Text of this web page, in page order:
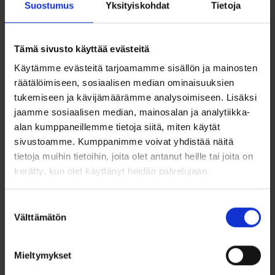
Suostumus Yksityiskohdat Tietoja
Tämä sivusto käyttää evästeitä
Käytämme evästeitä tarjoamamme sisällön ja mainosten
räätälöimiseen, sosiaalisen median ominaisuuksien
tukemiseen ja kävijämäärämme analysoimiseen. Lisäksi
jaamme sosiaalisen median, mainosalan ja analytiikka-
alan kumppaneillemme tietoja siitä, miten käytät
sivustoamme. Kumppanimme voivat yhdistää näitä
tietoja muihin tietoihin, joita olet antanut heille tai joita on
kerätty, kun olet käyttänyt heidän palvelujaan.
valinta
Välttämätön
Mieltymykset
Tyylikäs ja ajaton kultainen ristiriipus säihkyy kauniisti
kirkkaiden zirkonien valossa. Ristin klassinen muoto
siitä elegantin korun, joka sopii sekä arkeen että juhlaan.
Hienostuneesti istutetut synteettiset zirkonit korostavat
korun symbolista ja hengellistä merkitystä. Tämä risti on
täydellinen valinta kastelahjaksi, rippilahjaksi tai
merkitykselliseksi lahjaksi läheiselle.
Ominaisuudet:
Materiaali: 585/1000 (14k) kulta
Kivet: Synteettiset kirkkaat zirkonit
Leveys: 8,5 mm
Korkeus: 12 mm (ilman riipuslenkkiä)
Ei kaiverrusmahdollisuutta